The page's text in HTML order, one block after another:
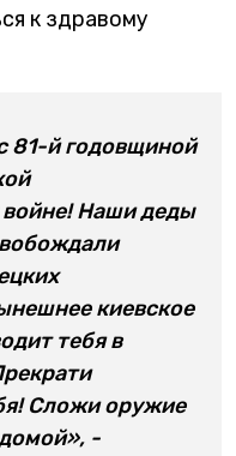
к здравому
81-й годовщиной
войне! Наши деды
киевское
тебя в
Сложи оружие
-